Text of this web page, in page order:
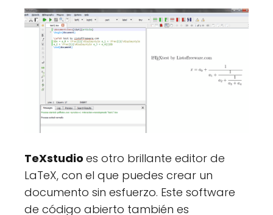
TeXstudio es otro brillante editor de
LaTeX, con el que puedes crear un
documento sin esfuerzo. Este software
de código abierto también es